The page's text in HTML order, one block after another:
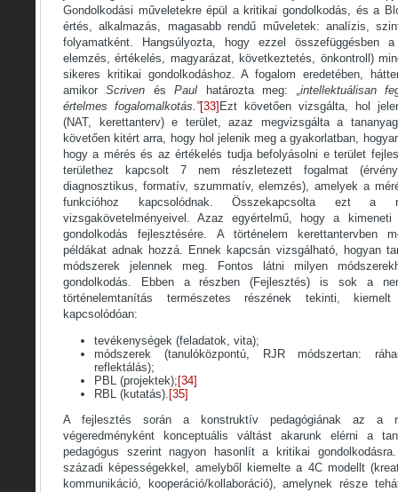
Gondolkodási műveletekre épül a kritikai gondolkodás, és a
értés, alkalmazás, magasabb rendű műveletek: analízis,
folyamatként. Hangsúlyozta, hogy ezzel összefüggésben
elemzés, értékelés, magyarázat, következtetés, önkontroll)
sikeres kritikai gondolkodáshoz. A fogalom eredetében,
amikorScriven ésPaul határozta meg: „intellektuálisan
értelmes fogalomalkotás.”[33] Ezt követően vizsgálta, hol
(NAT, kerettanterv) e terület, azaz megvizsgálta a
követően kitért arra, hogy hol jelenik meg a gyakorlatban,
hogy a mérés és az értékelés tudja befolyásolni e terület
területhez kapcsolt 7 nem részletezett fogalmat
diagnosztikus, formatív, szummatív, elemzés), amelyek a
funkcióhoz kapcsolódnak. Összekapcsolta ezt a
vizsgakövetelményeivel. Azaz egyértelmű, hogy a
gondolkodás fejlesztésére. A történelem kerettantervben
példákat adnak hozzá. Ennek kapcsán vizsgálható, hogyan
módszerek jelennek meg. Fontos látni milyen
gondolkodás. Ebben a részben (Fejlesztés) is sok a
történelemtanítás természetes részének tekinti,
kapcsolódóan:
tevékenységek (feladatok, vita);
módszerek (tanulóközpontú, RJR módszertan:
reflektálás);
PBL (projektek); [34]
RBL (kutatás). [35]
A fejlesztés során a konstruktív pedagógiának az a
végeredményként konceptuális váltást akarunk elérni a
pedagógus szerint nagyon hasonlít a kritikai
századi képességekkel, amelyből kiemelte a 4C modellt
kommunikáció, kooperáció/kollaboráció), amelynek része